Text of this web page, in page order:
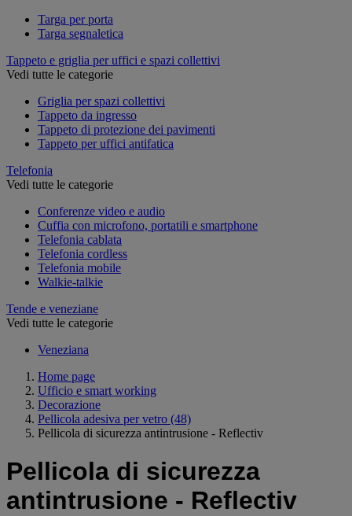
Targa per porta
Targa segnaletica
Tappeto e griglia per uffici e spazi collettivi
Vedi tutte le categorie
Griglia per spazi collettivi
Tappeto da ingresso
Tappeto di protezione dei pavimenti
Tappeto per uffici antifatica
Telefonia
Vedi tutte le categorie
Conferenze video e audio
Cuffia con microfono, portatili e smartphone
Telefonia cablata
Telefonia cordless
Telefonia mobile
Walkie-talkie
Tende e veneziane
Vedi tutte le categorie
Veneziana
Home page
Ufficio e smart working
Decorazione
Pellicola adesiva per vetro (48)
Pellicola di sicurezza antintrusione - Reflectiv
Pellicola di sicurezza
antintrusione - Reflectiv